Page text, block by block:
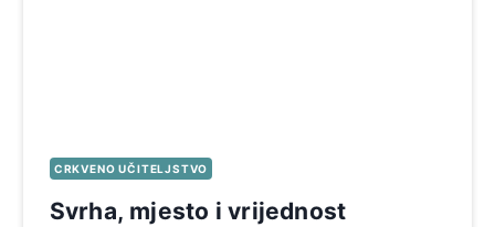
CRKVENO UČITELJSTVO
Svrha, mjesto i vrijednost